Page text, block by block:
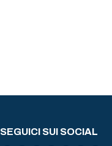
SEGUICI SUI SOCIAL